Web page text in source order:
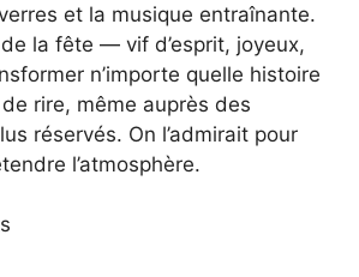
et la musique entraînante.
la fête — vif d’esprit, joyeux,
n’importe quelle histoire
rire, même auprès des
réservés. On l’admirait pour
l’atmosphère.